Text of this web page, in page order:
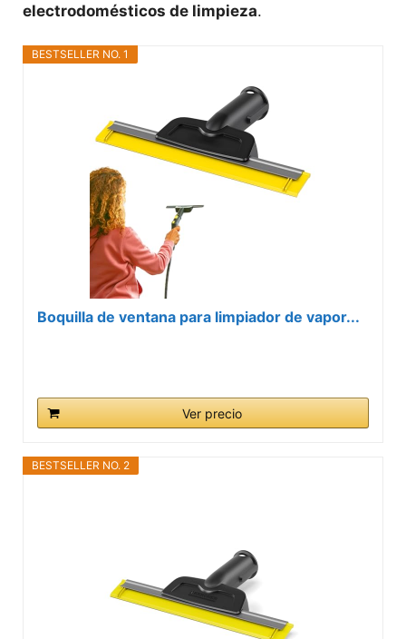
electrodomésticos de limpieza.
BESTSELLER NO. 1
Boquilla de ventana para limpiador de vapor...
Ver precio
BESTSELLER NO. 2